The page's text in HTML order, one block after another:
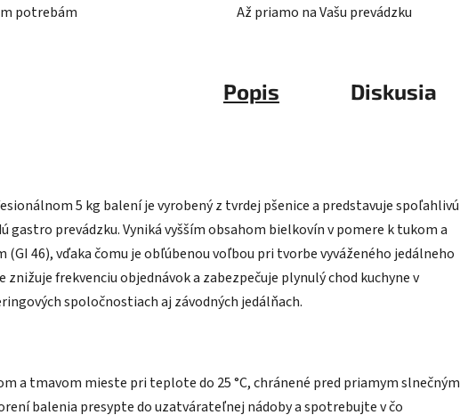
potrebám Až priamo na Vašu prevádzku
Popis Diskusia
5 kg balení je vyrobený z tvrdej pšenice a predstavuje spoľahlivú
gastro prevádzku. Vyniká vyšším obsahom bielkovín v pomere k tukom a
46), vďaka čomu je obľúbenou voľbou pri tvorbe vyváženého jedálneho
frekvenciu objednávok a zabezpečuje plynulý chod kuchyne v
spoločnostiach aj závodných jedálňach.
a tmavom mieste pri teplote do 25 °C, chránené pred priamym slnečným
balenia presypte do uzatvárateľnej nádoby a spotrebujte v čo